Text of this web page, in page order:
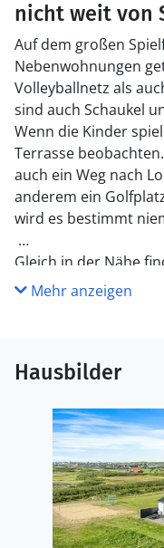
nicht weit von
Auf dem großen
Nebenwohnungen
Volleyballnetz als
sind auch Schaukel
Wenn die Kinder
Terrasse
auch ein Weg nach
anderem ein
wird es bestimmt
Gleich in der Nähe
direkten
gehen oder
Mehr anzeigen
Hausbilder